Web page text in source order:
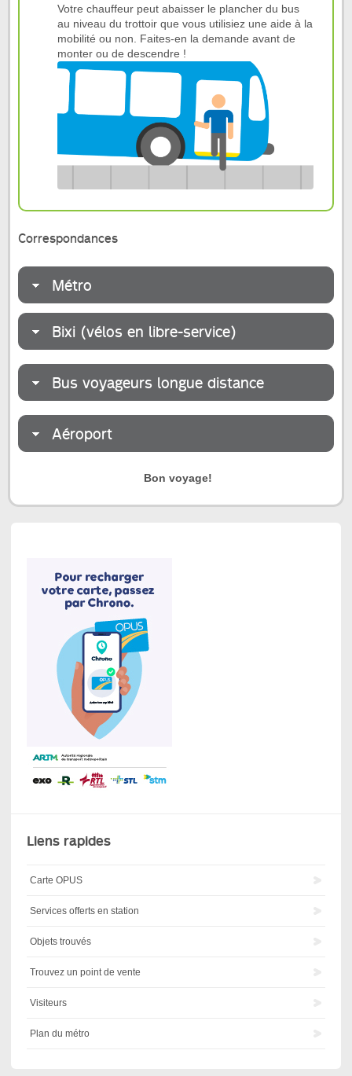
Votre chauffeur peut abaisser le plancher du bus
au niveau du trottoir que vous utilisiez une aide à la
mobilité ou non. Faites-en la demande avant de
monter ou de descendre !
Correspondances
Métro
Bixi (vélos en libre-service)
Bus voyageurs longue distance
Aéroport
Bon voyage!
Liens rapides
Carte OPUS
Services offerts en station
Objets trouvés
Trouvez un point de vente
Visiteurs
Plan du métro